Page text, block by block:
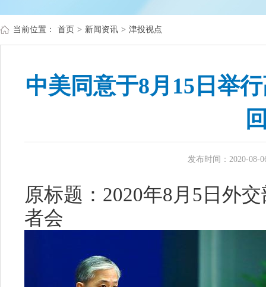
当前位置： 首页 > 新闻资讯 > 津投视点
中美同意于8月15日举
发布时间：2020-08-
原标题：2020年8月5日外
者会